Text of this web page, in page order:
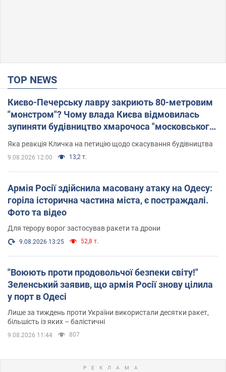
TOP NEWS
Києво-Печерську лавру закриють 80-метровим
"монстром"? Чому влада Києва відмовилась
зупиняти будівництво хмарочоса "московського
вірянина"
Яка реакція Кличка на петицію щодо скасування будівництва
9.08.2026 12:00 13,2 т.
Армія Росії здійснила масовану атаку на Одесу:
горіла історична частина міста, є постраждалі.
Фото та відео
Для терору ворог застосував ракети та дрони
9.08.2026 13:25 52,8 т.
"Воюють проти продовольчої безпеки світу!"
Зеленський заявив, що армія Росії знову цілила
у порт в Одесі
Лише за тиждень проти України використали десятки ракет,
більшість із яких – балістичні
9.08.2026 11:44 807